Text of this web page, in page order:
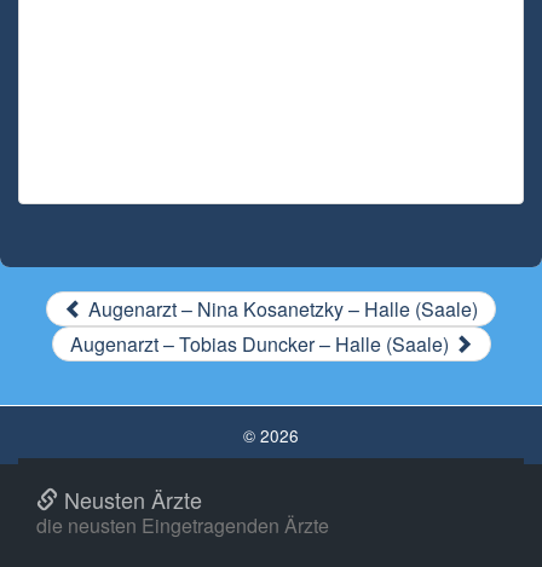
Augenarzt – Nina Kosanetzky – Halle (Saale)
Augenarzt – Tobias Duncker – Halle (Saale)
© 2026
Neusten Ärzte
die neusten Eingetragenden Ärzte